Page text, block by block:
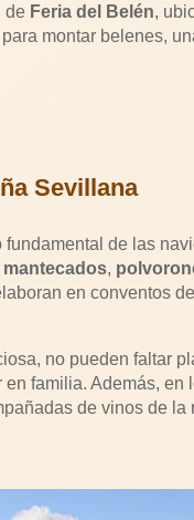
de Feria del Belén,
montar belenes,
Sevillana
fundamental de las
mantecados,
en conventos
no pueden faltar
en familia. Además,
de vinos de